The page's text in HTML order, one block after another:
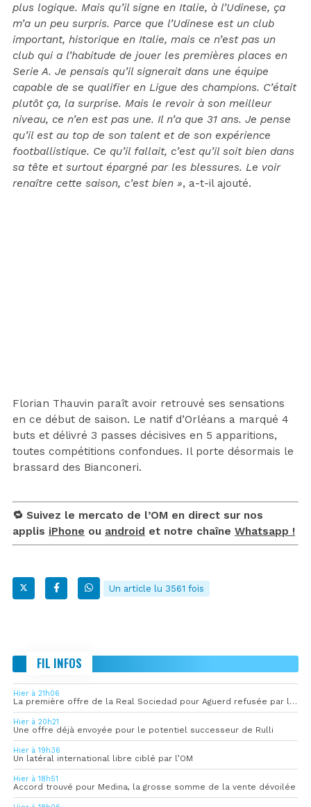
plus logique. Mais qu’il signe en Italie, à l’Udinese, ça
m’a un peu surpris. Parce que l’Udinese est un club
important, historique en Italie, mais ce n’est pas un
club qui a l’habitude de jouer les premières places en
Serie A. Je pensais qu’il signerait dans une équipe
capable de se qualifier en Ligue des champions. C’était
plutôt ça, la surprise. Mais le revoir à son meilleur
niveau, ce n’en est pas une. Il n’a que 31 ans. Je pense
qu’il est au top de son talent et de son expérience
footballistique. Ce qu’il fallait, c’est qu’il soit bien dans
sa tête et surtout épargné par les blessures. Le voir
renaître cette saison, c’est bien », a-t-il ajouté.
Florian Thauvin paraît avoir retrouvé ses sensations
en ce début de saison. Le natif d’Orléans a marqué 4
buts et délivré 3 passes décisives en 5 apparitions,
toutes compétitions confondues. Il porte désormais le
brassard des Bianconeri.
🔁 Suivez le mercato de l’OM en direct sur nos
applis iPhone ou android et notre chaîne Whatsapp !
Un article lu 3561 fois
FIL INFOS
Hier à 21h06
La première offre de la Real Sociedad pour Aguerd refusée par l’OM
Hier à 20h21
Une offre déjà envoyée pour le potentiel successeur de Rulli
Hier à 19h36
Un latéral international libre ciblé par l’OM
Hier à 18h51
Accord trouvé pour Medina, la grosse somme de la vente dévoilée